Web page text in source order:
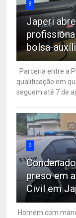
8
Japeri
bolsa-
Parceria entre a
qualificação em
seguem até 7 de
9
preso em
Civil em
Homem com